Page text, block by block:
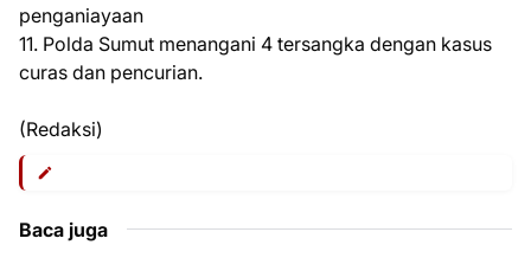
penganiayaan
11. Polda Sumut menangani 4 tersangka dengan kasus
curas dan pencurian.
(Redaksi)
Baca juga